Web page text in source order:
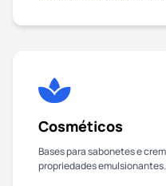
Cosméticos
Bases para sabonetes e
propriedades emulsionantes.